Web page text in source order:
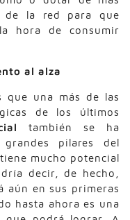
de la red para que
hora de consumir
al alza
que una más de las
de los últimos
también se ha
pilares del
mucho potencial
decir, de hecho,
aún en sus primeras
hasta ahora es una